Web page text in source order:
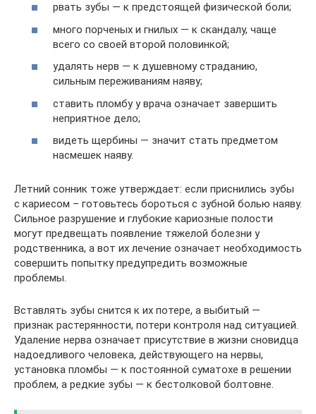
рвать зубы — к предстоящей физической боли;
много порченых и гнилых — к скандалу, чаще
всего со своей второй половинкой;
удалять нерв — к душевному страданию,
сильным переживаниям наяву;
ставить пломбу у врача означает завершить
неприятное дело;
видеть щербины — значит стать предметом
насмешек наяву.
Летний сонник тоже утверждает: если приснились зубы
с кариесом – готовьтесь бороться с зубной болью наяву.
Сильное разрушение и глубокие кариозные полости
могут предвещать появление тяжелой болезни у
родственника, а вот их лечение означает необходимость
совершить попытку предупредить возможные
проблемы.
Вставлять зубы снится к их потере, а выбитый —
признак растерянности, потери контроля над ситуацией.
Удаление нерва означает присутствие в жизни сновидца
надоедливого человека, действующего на нервы,
установка пломбы — к постоянной суматохе в решении
проблем, а редкие зубы — к бестолковой болтовне.